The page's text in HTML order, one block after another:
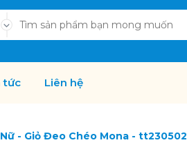
tức Liên hệ
- Giỏ Đeo Chéo Mona - tt230502